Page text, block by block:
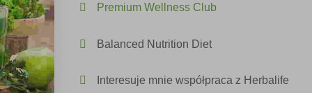
eu
Premium Wellness Club
Balanced Nutrition Diet
Interesuje mnie współpraca z Herbalife